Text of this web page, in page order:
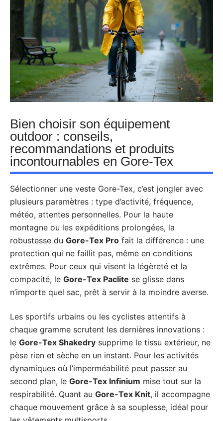
Bien choisir son équipement
outdoor : conseils,
recommandations et produits
incontournables en Gore-Tex
Sélectionner une veste Gore-Tex, c’est jongler avec
plusieurs paramètres : type d’activité, fréquence,
météo, attentes personnelles. Pour la haute
montagne ou les expéditions prolongées, la
robustesse du Gore-Tex Pro fait la différence : une
protection qui ne faillit pas, même en conditions
extrêmes. Pour ceux qui visent la légèreté et la
compacité, le Gore-Tex Paclite se glisse dans
n’importe quel sac, prêt à servir à la moindre averse.
Les sportifs urbains ou les cyclistes attentifs à
chaque gramme scrutent les dernières innovations :
le Gore-Tex Shakedry supprime le tissu extérieur, ne
pèse rien et sèche en un instant. Pour les activités
dynamiques où l’imperméabilité peut passer au
second plan, le Gore-Tex Infinium mise tout sur la
respirabilité. Quant au Gore-Tex Knit, il accompagne
chaque mouvement grâce à sa souplesse, idéal pour